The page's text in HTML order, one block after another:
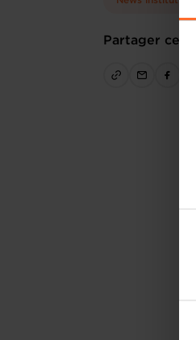
Partager cet